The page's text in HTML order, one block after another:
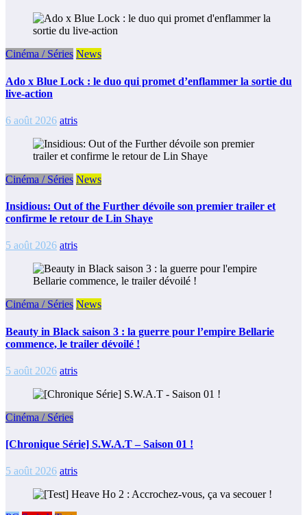
Cinéma / Séries News
Ado x Blue Lock : le duo qui promet d’enflammer la sortie du
live-action
6 août 2026 atris
Cinéma / Séries News
Insidious: Out of the Further dévoile son premier trailer et
confirme le retour de Lin Shaye
5 août 2026 atris
Cinéma / Séries News
Beauty in Black saison 3 : la guerre pour l’empire Bellarie
commence, le trailer dévoilé !
5 août 2026 atris
Cinéma / Séries
[Chronique Série] S.W.A.T – Saison 01 !
5 août 2026 atris